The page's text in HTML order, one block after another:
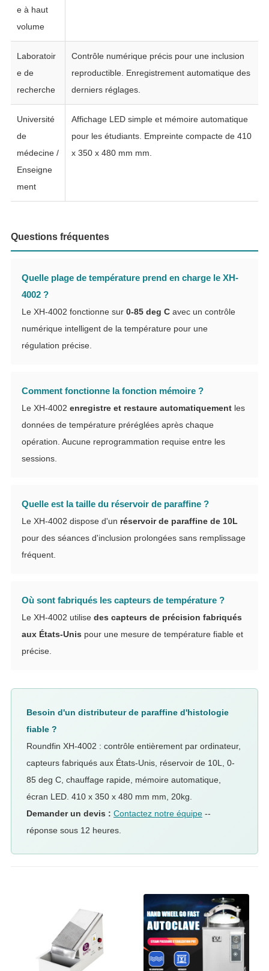
e à haut
volume
Laboratoir
e de
recherche
Contrôle numérique précis pour une inclusion
reproductible. Enregistrement automatique des
derniers réglages.
Université
de
médecine /
Enseigne
ment
Affichage LED simple et mémoire automatique
pour les étudiants. Empreinte compacte de 410
x 350 x 480 mm mm.
Questions fréquentes
Quelle plage de température prend en charge le XH-
4002 ?
Le XH-4002 fonctionne sur 0-85 deg Cavec un contrôle
numérique intelligent de la température pour une
régulation précise.
Comment fonctionne la fonction mémoire ?
Le XH-4002 enregistre et restaure automatiquementles
données de température préréglées après chaque
opération. Aucune reprogrammation requise entre les
sessions.
Quelle est la taille du réservoir de paraffine ?
Le XH-4002 dispose d'un réservoir de paraffine de 10L
pour des séances d'inclusion prolongées sans remplissage
fréquent.
Où sont fabriqués les capteurs de température ?
Le XH-4002 utilise des capteurs de précision fabriqués
aux États-Unis pour une mesure de température fiable et
précise.
Besoin d'un distributeur de paraffine d'histologie
fiable ?
Roundfin XH-4002 : contrôle entièrement par ordinateur,
capteurs fabriqués aux États-Unis, réservoir de 10L, 0-
85 deg C, chauffage rapide, mémoire automatique,
écran LED. 410 x 350 x 480 mm mm, 20kg.
Demander un devis : Contactez notre équipe--
réponse sous 12 heures.